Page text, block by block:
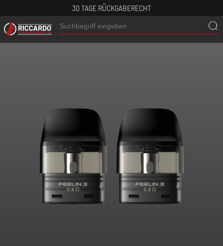
30 TAGE RÜCKGABERECHT